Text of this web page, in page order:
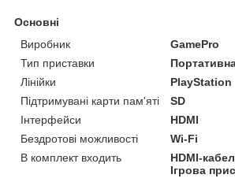
Основні
Виробник
GamePro
Тип приставки
Лінійки
PlayStation
Підтримувані карти пам'яті
SD
Інтерфейси
HDMI
Бездротові можливості
Wi-Fi
В комплект входить
HDMI-
Ігрова